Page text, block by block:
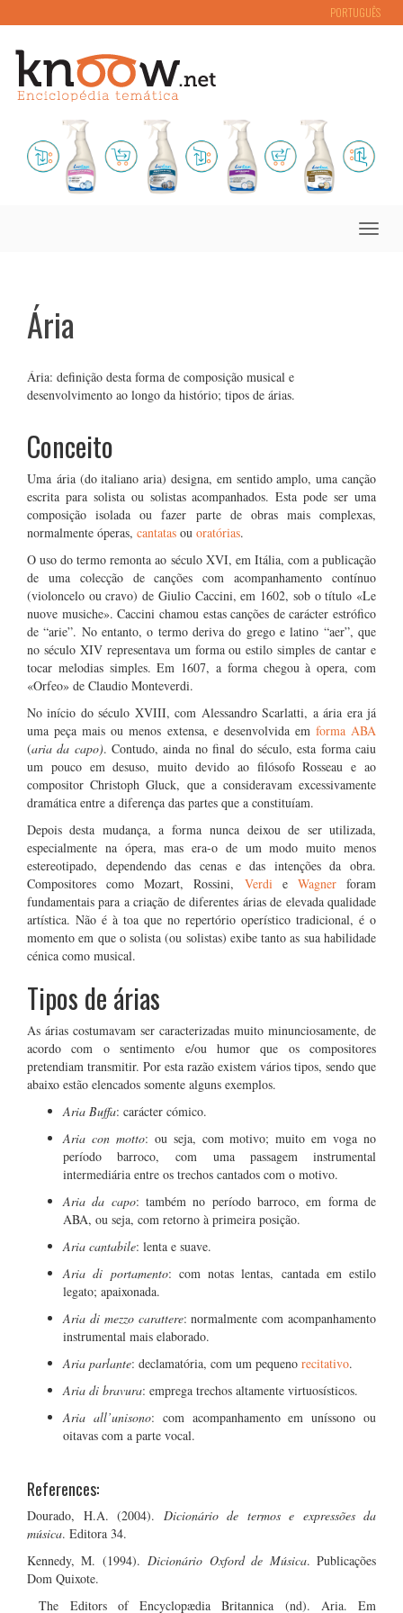
PORTUGUÊS
Toggle
Ária
Ária: definição desta forma de composição musical e
desenvolvimento ao longo da histório; tipos de árias.
Conceito
Uma ária (do italiano aria) designa, em sentido amplo, uma canção
escrita para solista ou solistas acompanhados. Esta pode ser uma
composição isolada ou fazer parte de obras mais complexas,
normalmente óperas, cantatas ou oratórias.
O uso do termo remonta ao século XVI, em Itália, com a publicação
de uma colecção de canções com acompanhamento contínuo
(violoncelo ou cravo) de Giulio Caccini, em 1602, sob o título «Le
nuove musiche». Caccini chamou estas canções de carácter estrófico
de “arie”. No entanto, o termo deriva do grego e latino “aer”, que
no século XIV representava um forma ou estilo simples de cantar e
tocar melodias simples. Em 1607, a forma chegou à opera, com
«Orfeo» de Claudio Monteverdi.
No início do século XVIII, com Alessandro Scarlatti, a ária era já
uma peça mais ou menos extensa, e desenvolvida em forma ABA
(aria da capo). Contudo, ainda no final do século, esta forma caiu
um pouco em desuso, muito devido ao filósofo Rosseau e ao
compositor Christoph Gluck, que a consideravam excessivamente
dramática entre a diferença das partes que a constituíam.
Depois desta mudança, a forma nunca deixou de ser utilizada,
especialmente na ópera, mas era-o de um modo muito menos
estereotipado, dependendo das cenas e das intenções da obra.
Compositores como Mozart, Rossini, Verdie Wagnerforam
fundamentais para a criação de diferentes árias de elevada qualidade
artística. Não é à toa que no repertório operístico tradicional, é o
momento em que o solista (ou solistas) exibe tanto as sua habilidade
cénica como musical.
Tipos de árias
As árias costumavam ser caracterizadas muito minunciosamente, de
acordo com o sentimento e/ou humor que os compositores
pretendiam transmitir. Por esta razão existem vários tipos, sendo que
abaixo estão elencados somente alguns exemplos.
Aria Buffa: carácter cómico.
Aria con motto: ou seja, com motivo; muito em voga no
período barroco, com uma passagem instrumental
intermediária entre os trechos cantados com o motivo.
Aria da capo: também no período barroco, em forma de
ABA, ou seja, com retorno à primeira posição.
Aria cantabile: lenta e suave.
Aria di portamento: com notas lentas, cantada em estilo
legato; apaixonada.
Aria di mezzo carattere: normalmente com acompanhamento
instrumental mais elaborado.
Aria parlante: declamatória, com um pequeno recitativo.
Aria di bravura: emprega trechos altamente virtuosísticos.
Aria all’unisono: com acompanhamento em uníssono ou
oitavas com a parte vocal.
References:
Dourado, H.A. (2004). Dicionário de termos e expressões da
música. Editora 34.
Kennedy, M. (1994).Dicionário Oxford de Música. Publicações
Dom Quixote.
The Editors of Encyclopædia Britannica (nd). Aria. Em